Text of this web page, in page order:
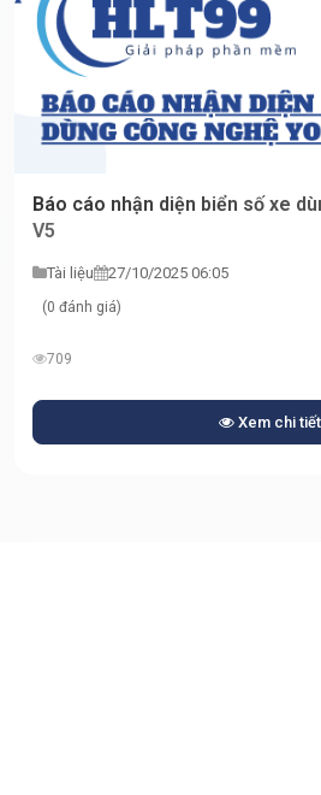
Báo cáo nhận diện biển số xe
V5
Tài liệu 27/10/2025 06:05
(0 đánh giá)
709
Xem chi tiết